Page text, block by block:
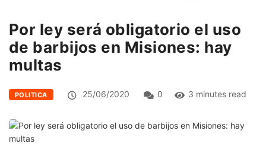
Por ley será obligatorio el uso
de barbijos en Misiones: hay
multas
POLITICA 25/06/2020 0 3 minutes read